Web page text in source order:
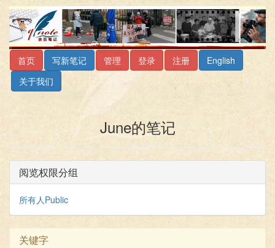
首页 写新笔记 管理 登录 注册
English
关于我们
June的笔记
阅览权限分组
所有人Public
关键字